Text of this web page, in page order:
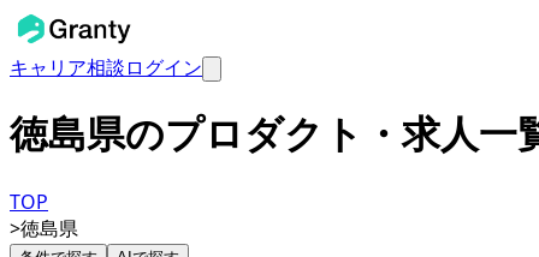
キャリア相談ログイン
徳島県のプロダクト・求人一
TOP
>徳島県